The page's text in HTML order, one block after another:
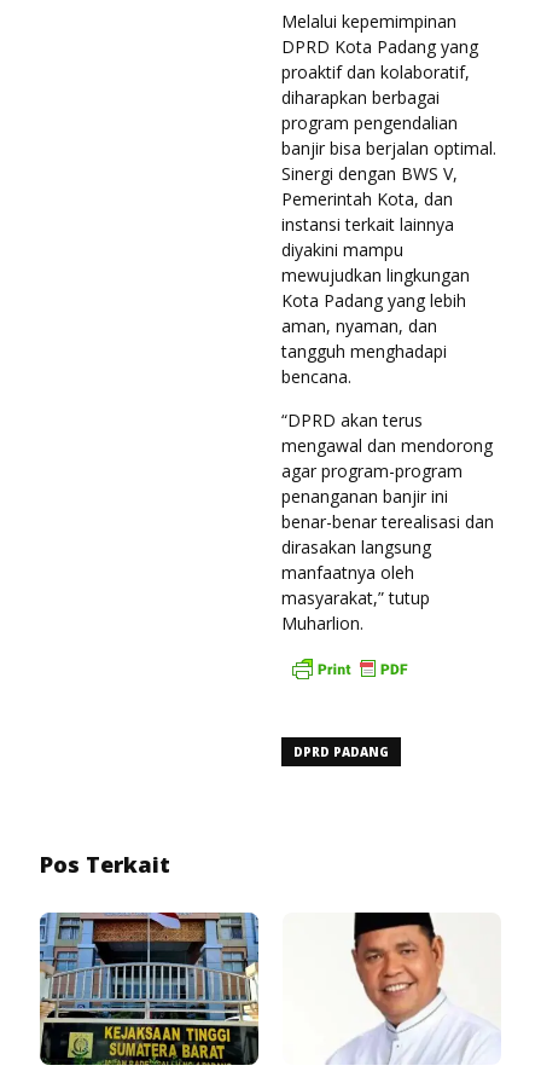
Melalui kepemimpinan
DPRD Kota Padang yang
proaktif dan kolaboratif,
diharapkan berbagai
program pengendalian
banjir bisa berjalan optimal.
Sinergi dengan BWS V,
Pemerintah Kota, dan
instansi terkait lainnya
diyakini mampu
mewujudkan lingkungan
Kota Padang yang lebih
aman, nyaman, dan
tangguh menghadapi
bencana.
“DPRD akan terus
mengawal dan mendorong
agar program-program
penanganan banjir ini
benar-benar terealisasi dan
dirasakan langsung
manfaatnya oleh
masyarakat,” tutup
Muharlion.
DPRD PADANG
Pos Terkait